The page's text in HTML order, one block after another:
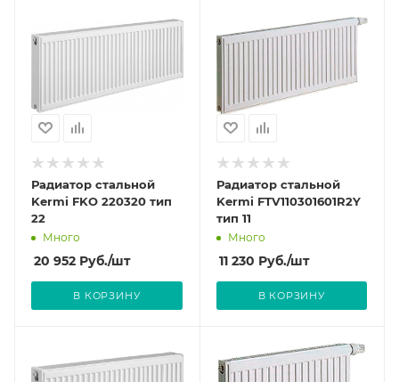
Радиатор стальной
Kermi FKO 220320 тип
22
Много
20 952 Руб./шт
В КОРЗИНУ
Радиатор стальной
Kermi FTV110301601R2Y
тип 11
Много
11 230 Руб./шт
В КОРЗИНУ